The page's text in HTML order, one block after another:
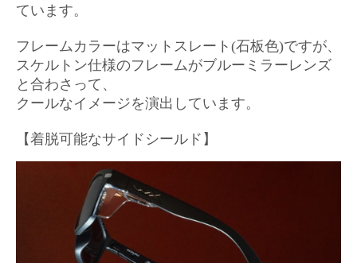
ています。
フレームカラーはマットスレート(石板色)ですが、
スケルトン仕様のフレームがブルーミラーレンズ
と合わさって、
クールなイメージを演出しています。
【着脱可能なサイドシールド】